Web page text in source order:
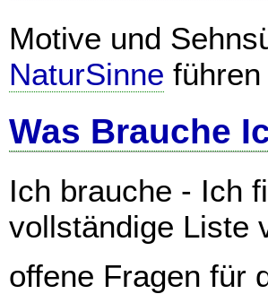
Motive und
NaturSinne führen
Was Brauche
Ich brauche - Ich
vollständige Liste
offene Fragen für